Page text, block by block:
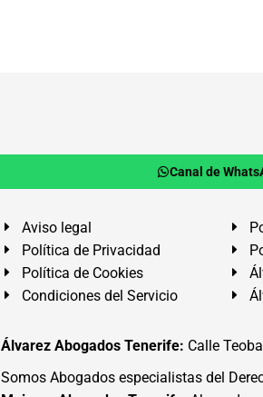
Canal de
Aviso legal
Política de Privacidad
Política de Cookies
Condiciones del Servicio
Álvarez Abogados Tenerife: Calle
Somos Abogados especialistas del